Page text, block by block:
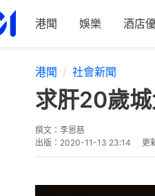
港聞 娛樂 酒店
港聞 社會新聞
求肝20歲
撰文： 李恩慈
出版： 2020-11-13 23:14 更